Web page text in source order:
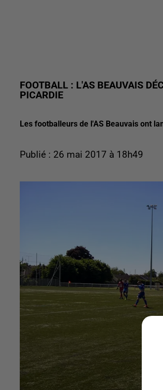
FOOTBALL : L'AS BEAUVAIS
PICARDIE
Les footballeurs de l'AS Beauvais ont
Publié : 26 mai 2017 à 18h49